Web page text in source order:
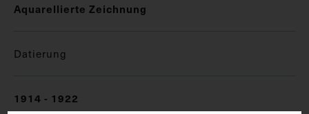
Aquarellierte Zeichnung
Datierung
1914 - 1922